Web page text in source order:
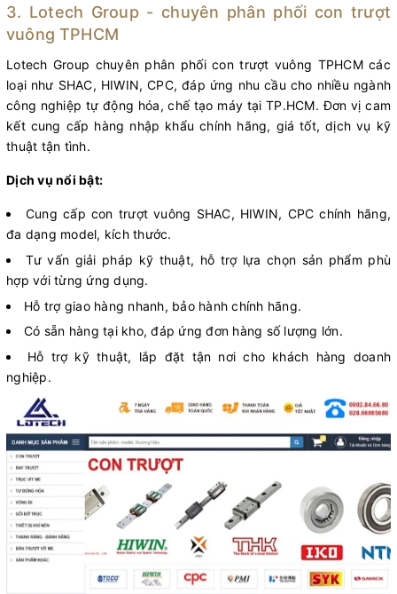
3. Lotech Group - chuyên phân phối con trượt
vuông TPHCM
Lotech Group chuyên phân phối con trượt vuông TPHCM các
loại như SHAC, HIWIN, CPC, đáp ứng nhu cầu cho nhiều ngành
công nghiệp tự động hóa, chế tạo máy tại TP.HCM. Đơn vị cam
kết cung cấp hàng nhập khẩu chính hãng, giá tốt, dịch vụ kỹ
thuật tận tình.
Dịch vụ nổi bật:
Cung cấp con trượt vuông SHAC, HIWIN, CPC chính hãng,
đa dạng model, kích thước.
Tư vấn giải pháp kỹ thuật, hỗ trợ lựa chọn sản phẩm phù
hợp với từng ứng dụng.
Hỗ trợ giao hàng nhanh, bảo hành chính hãng.
Có sẵn hàng tại kho, đáp ứng đơn hàng số lượng lớn.
Hỗ trợ kỹ thuật, lắp đặt tận nơi cho khách hàng doanh
nghiệp.